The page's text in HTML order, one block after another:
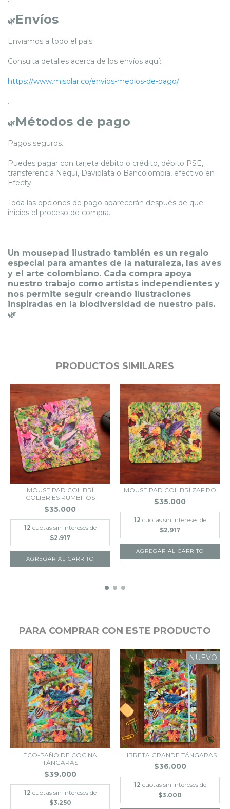
🌿Envíos
Enviamos a todo el país.
Consulta detalles acerca de los envíos aquí:
https://www.misolar.co/envios-medios-de-pago/
.
🌿Métodos de pago
Pagos seguros.
Puedes pagar con tarjeta débito o crédito, débito PSE,
transferencia Nequi, Daviplata o Bancolombia, efectivo en
Efecty.
Toda las opciones de pago aparecerán después de que
inicies el proceso de compra.
Un mousepad ilustrado también es un regalo
especial para amantes de la naturaleza, las aves
y el arte colombiano. Cada compra apoya
nuestro trabajo como artistas independientes y
nos permite seguir creando ilustraciones
inspiradas en la biodiversidad de nuestro país.
🌿
PRODUCTOS SIMILARES
MOUSE PAD COLIBRÍ
COLIBRÍES RUMBITOS
$35.000
12 cuotas sin intereses de
$2.917
MOUSE PAD COLIBRÍ ZAFIRO
$35.000
12 cuotas sin intereses de
$2.917
PARA COMPRAR CON ESTE PRODUCTO
ECO-PAÑO DE COCINA
TÁNGARAS
$39.000
12 cuotas sin intereses de
$3.250
NUEVO
LIBRETA GRANDE TÁNGARAS
$36.000
12 cuotas sin intereses de
$3.000